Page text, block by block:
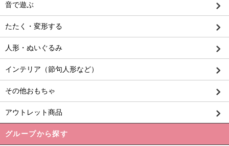
音で遊ぶ
たたく・変形する
人形・ぬいぐるみ
インテリア（節句人形など）
その他おもちゃ
アウトレット商品
グループから探す